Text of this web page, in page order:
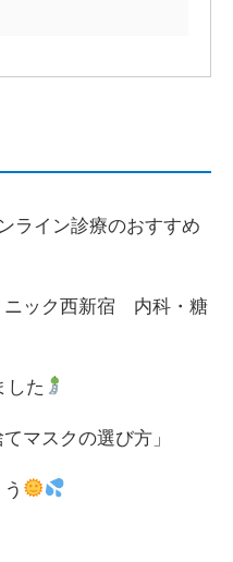
ライン診療のおすすめ
ニック西新宿 内科・糖
した
マスクの選び方」